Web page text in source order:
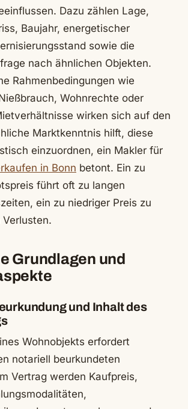
Dazu zählen Lage,
Baujahr, energetischer
sowie die
nach ähnlichen Objekten.
Rahmenbedingungen wie
Wohnrechte oder
wirken sich auf den
Marktkenntnis hilft, diese
einzuordnen, ein Makler für
in Bonn betont. Ein zu
führt oft zu langen
ein zu niedriger Preis zu
Grundlagen und
und Inhalt des
Wohnobjekts erfordert
notariell beurkundeten
Vertrag werden Kaufpreis,